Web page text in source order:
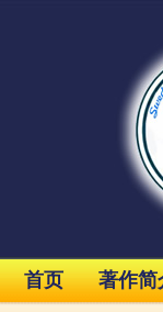
首页 著作简